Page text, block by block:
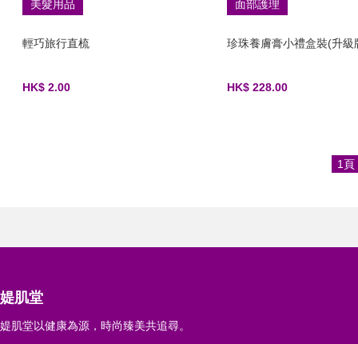
美髮用品
輕巧旅行直梳
HK$ 2.00
面部護理
珍珠養膚膏小禮盒裝(升級
HK$ 228.00
1頁
媞肌堂
媞肌堂以健康為源，時尚臻美共追尋。